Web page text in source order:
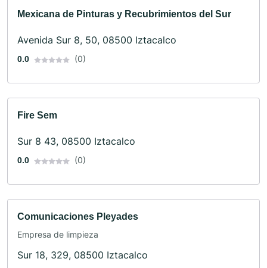
Mexicana de Pinturas y Recubrimientos del Sur
Avenida Sur 8, 50, 08500 Iztacalco
0.0 (0)
Fire Sem
Sur 8 43, 08500 Iztacalco
0.0 (0)
Comunicaciones Pleyades
Empresa de limpieza
Sur 18, 329, 08500 Iztacalco